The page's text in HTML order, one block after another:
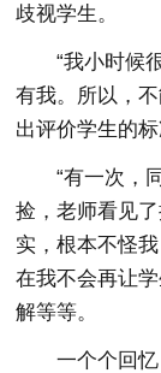
歧视学生。
“我小时候
有我。所以，
出评价学生的标
“有一次，
捡，老师看见
实，根本不怪
在我不会再让
解等等。
一个个回